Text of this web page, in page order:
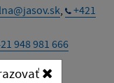
,
+421
948 981 666